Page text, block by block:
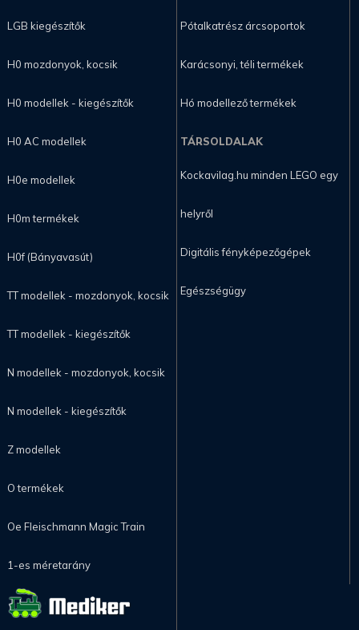
LGB kiegészítők
H0 mozdonyok, kocsik
H0 modellek - kiegészítők
H0 AC modellek
H0e modellek
H0m termékek
H0f (Bányavasút)
TT modellek - mozdonyok, kocsik
TT modellek - kiegészítők
N modellek - mozdonyok, kocsik
N modellek - kiegészítők
Z modellek
O termékek
Oe Fleischmann Magic Train
1-es méretarány
Pótalkatrész árcsoportok
Karácsonyi, téli termékek
Hó modellező termékek
TÁRSOLDALAK
Kockavilag.hu minden LEGO egy
helyről
Digitális fényképezőgépek
Egészségügy